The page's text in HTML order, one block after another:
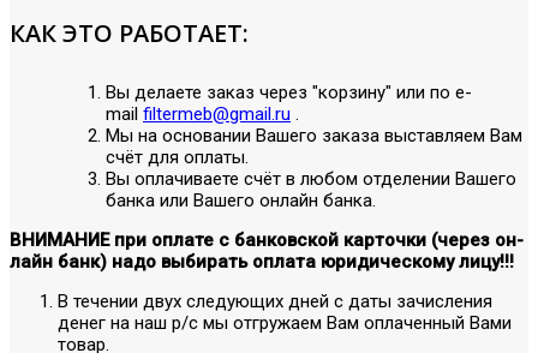
КАК ЭТО РАБОТАЕТ:
Вы делаете заказ через "корзину" или по е-
mail filtermeb@gmail.ru .
Мы на основании Вашего заказа выставляем Вам
счёт для оплаты.
Вы оплачиваете счёт в любом отделении Вашего
банка или Вашего онлайн банка.
ВНИМАНИЕ при оплате с банковской карточки (через он-
лайн банк) надо выбирать оплата юридическому лицу!!!
В течении двух следующих дней с даты зачисления
денег на наш р/с мы отгружаем Вам оплаченный Вами
товар.